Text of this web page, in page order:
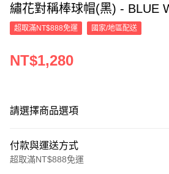
繡花對稱棒球帽(黑) - BLUE
超取滿NT$888免運 國家/地區配送
NT$1,280
請選擇商品選項
付款與運送方式
超取滿NT$888免運